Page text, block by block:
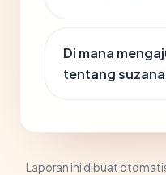
Di mana
tentang
Laporan ini dibuat